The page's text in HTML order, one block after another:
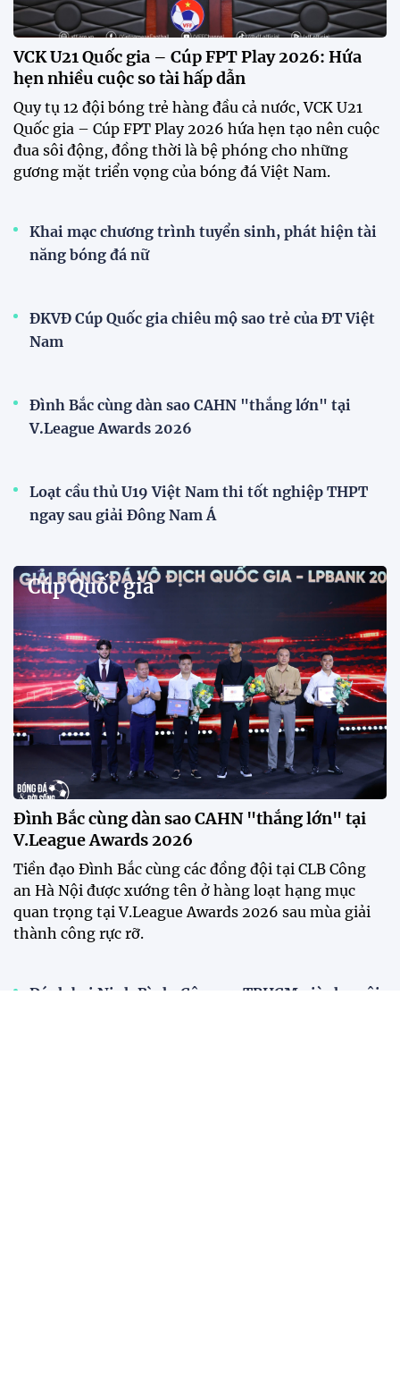
VCK U21 Quốc gia – Cúp FPT Play 2026: Hứa
hẹn nhiều cuộc so tài hấp dẫn
Quy tụ 12 đội bóng trẻ hàng đầu cả nước, VCK U21
Quốc gia – Cúp FPT Play 2026 hứa hẹn tạo nên cuộc
đua sôi động, đồng thời là bệ phóng cho những
gương mặt triển vọng của bóng đá Việt Nam.
Khai mạc chương trình tuyển sinh, phát hiện tài
năng bóng đá nữ
ĐKVĐ Cúp Quốc gia chiêu mộ sao trẻ của ĐT Việt
Nam
Đình Bắc cùng dàn sao CAHN "thắng lớn" tại
V.League Awards 2026
Loạt cầu thủ U19 Việt Nam thi tốt nghiệp THPT
ngay sau giải Đông Nam Á
Cúp Quốc gia
Đình Bắc cùng dàn sao CAHN "thắng lớn" tại
V.League Awards 2026
Tiền đạo Đình Bắc cùng các đồng đội tại CLB Công
an Hà Nội được xướng tên ở hàng loạt hạng mục
quan trọng tại V.League Awards 2026 sau mùa giải
thành công rực rỡ.
Đánh bại Ninh Bình, Công an TPHCM giành ngôi